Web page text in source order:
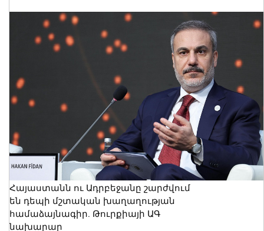
Հայաստանն ու Ադրբեջանը շարժվում
են դեպի մշտական խաղաղության
համաձայնագիր. Թուրքիայի ԱԳ
նախարար